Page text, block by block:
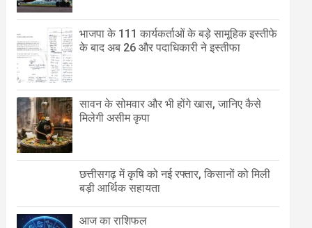
भाजपा के 111 कार्यकर्ताओं के बड़े सामूहिक इस्तीफे
के बाद अब 26 और पदाधिकारी ने इस्तीफा
सावन के सोमवार और भी होंगे खास, जानिए कैसे
मिलेगी असीम कृपा
छत्तीसगढ़ में कृषि को नई रफ्तार, किसानों को मिली
बड़ी आर्थिक सहायता
आज का राशिफल